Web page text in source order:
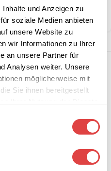
und Anzeigen zu
soziale Medien anbieten
unsere Website zu
wir Informationen zu Ihrer
an unsere Partner für
Analysen weiter. Unsere
möglicherweise mit
Sie ihnen bereitgestellt